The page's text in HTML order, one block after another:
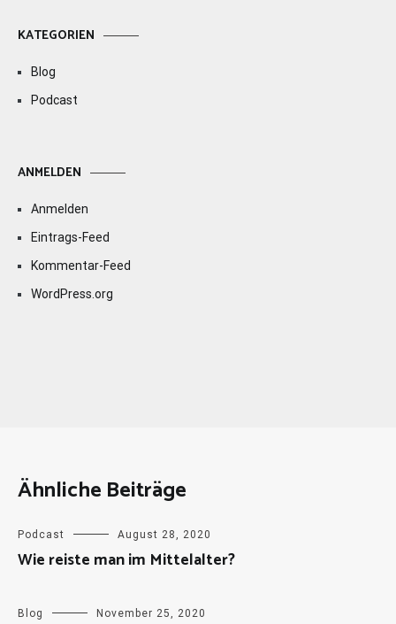
KATEGORIEN
Blog
Podcast
ANMELDEN
Anmelden
Eintrags-Feed
Kommentar-Feed
WordPress.org
Ähnliche Beiträge
Podcast August 28, 2020
Wie reiste man im Mittelalter?
Blog November 25, 2020